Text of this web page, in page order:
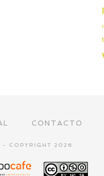
CONTACTO
- COPYRIGHT 2026